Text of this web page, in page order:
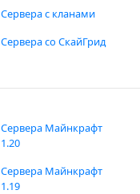
Сервера с кланами
Сервера со СкайГрид
Сервера Майнкрафт
1.20
Сервера Майнкрафт
1.19